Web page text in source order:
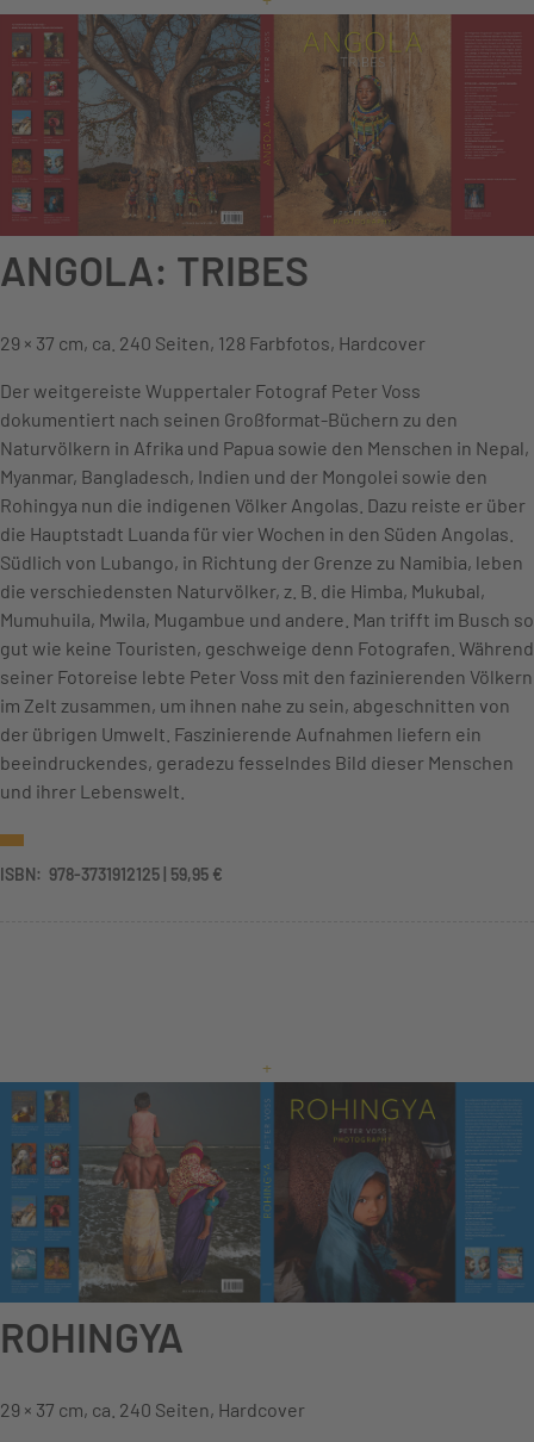
ANGOLA: TRIBES
29 × 37 cm, ca. 240 Seiten, 128 Farbfotos, Hardcover
Der weitgereiste Wuppertaler Fotograf Peter Voss
dokumentiert nach seinen Großformat-Büchern zu den
Naturvölkern in Afrika und Papua sowie den Menschen in Nepal,
Myanmar, Bangladesch, Indien und der Mongolei sowie den
Rohingya nun die indigenen Völker Angolas. Dazu reiste er über
die Hauptstadt Luanda für vier Wochen in den Süden Angolas.
Südlich von Lubango, in Richtung der Grenze zu Namibia, leben
die verschiedensten Naturvölker, z. B. die Himba, Mukubal,
Mumuhuila, Mwila, Mugambue und andere. Man trifft im Busch so
gut wie keine Touristen, geschweige denn Fotografen. Während
seiner Fotoreise lebte Peter Voss mit den fazinierenden Völkern
im Zelt zusammen, um ihnen nahe zu sein, abgeschnitten von
der übrigen Umwelt. Faszinierende Aufnahmen liefern ein
beeindruckendes, geradezu fesselndes Bild dieser Menschen
und ihrer Lebenswelt.
ISBN: ‎ 978-3731912125 | 59,95 €
+
ROHINGYA
29 × 37 cm, ca. 240 Seiten, Hardcover